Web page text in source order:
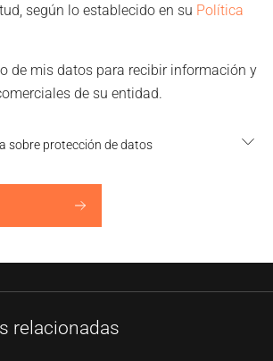
según lo establecido en su Política
de mis datos para recibir información y
de su entidad.
sobre protección de datos
relacionadas